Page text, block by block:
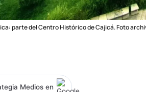
parte del Centro Histórico de Cajicá. Foto
Medios en